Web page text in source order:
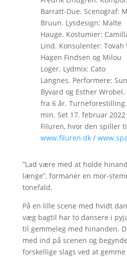
Barratt-Due. Scenograf:
Bruun. Lysdesign: Malte
Hauge. Kostumier:
Lind. Konsulenter: Tovah
Hagen Findsen og Milou
Loger. Lydmix: Cato
Langnes. Performere:
Byvard og Esther
fra 6 år.
min. Set 17. februar
Filuren, hvor den spiller
www.filuren.dk/
”Lad være med at holde
længe”, formaner en mor-
tonefald.
På en lille scene med hvidt
væg bagtil har to dansere i
til gemmeleg med hinanden.
med ind på scenen og
forskellige slags ved at